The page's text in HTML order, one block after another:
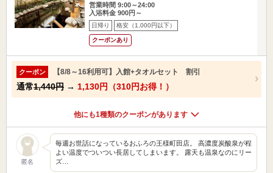
営業時間 9:00～24:00
入浴料金 900円～
日帰り 格安（1,000円以下）
クーポンあり
クーポン 【8/8～16利用可】入館+タオルセット 割引
通常1,440円 → 1,130円（310円お得！）
他にも1種類のクーポンがあります
匿名
毎週お世話になっているおふろの王様町田店。 高濃度炭酸泉が程
よい温度でついつい長居してしまいます。 露天も温泉なのにリー
ズ…